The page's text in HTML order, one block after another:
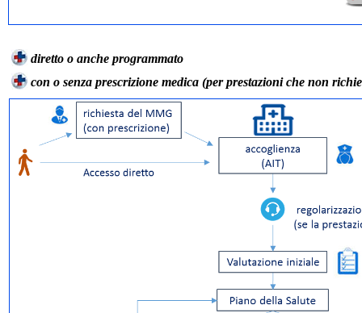
diretto o anche programmato
con o senza prescrizione medica (per prestazioni che non